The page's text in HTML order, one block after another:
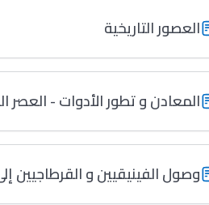
العصور التاريخية
المعادن و تطور الأدوات - العصر
وصول الفينيقيين و القرطاجيين